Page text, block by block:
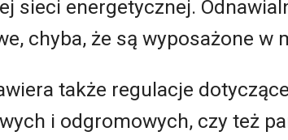
sieci energetycznej.
chyba, że są wyposażone w
także regulacje
i odgromowych, czy też